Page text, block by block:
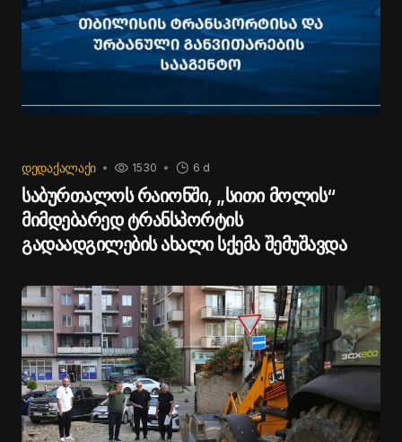
ᲓᲔᲓᲐᲥᲐᲚᲐᲥᲘ 6 d
1530
საბურთალოს რაიონში, „სითი მოლის“
მიმდებარედ ტრანსპორტის
გადაადგილების ახალი სქემა შემუშავდა